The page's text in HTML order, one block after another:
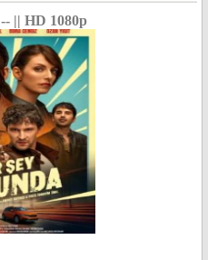
-- || HD 1080p